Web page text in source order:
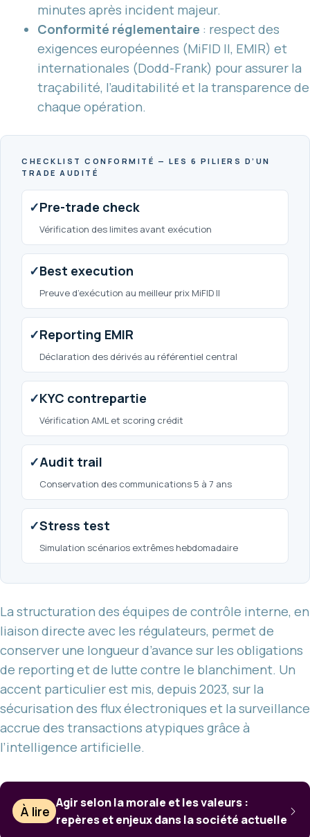
minutes après incident majeur.
Conformité réglementaire : respect des
exigences européennes (MiFID II, EMIR) et
internationales (Dodd-Frank) pour assurer la
traçabilité, l’auditabilité et la transparence de
chaque opération.
CHECKLIST CONFORMITÉ — LES 6 PILIERS D’UN
TRADE AUDITÉ
✓Pre-trade check
Vérification des limites avant exécution
✓Best execution
Preuve d’exécution au meilleur prix MiFID II
✓Reporting EMIR
Déclaration des dérivés au référentiel central
✓KYC contrepartie
Vérification AML et scoring crédit
✓Audit trail
Conservation des communications 5 à 7 ans
✓Stress test
Simulation scénarios extrêmes hebdomadaire
La structuration des équipes de contrôle interne, en
liaison directe avec les régulateurs, permet de
conserver une longueur d’avance sur les obligations
de reporting et de lutte contre le blanchiment. Un
accent particulier est mis, depuis 2023, sur la
sécurisation des flux électroniques et la surveillance
accrue des transactions atypiques grâce à
l’intelligence artificielle.
À lire
Agir selon la morale et les valeurs :
repères et enjeux dans la société actuelle